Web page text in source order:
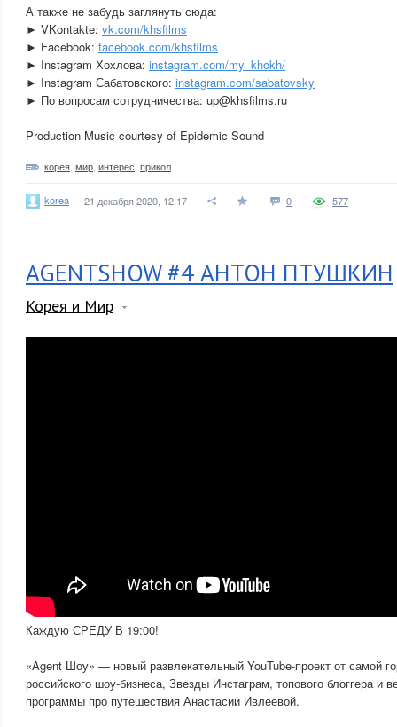
А также не забудь заглянуть сюда:
► VKontakte: vk.com/khsfilms
► Facebook: facebook.com/khsfilms
► Instagram Хохлова: instagram.com/my_khokh/
► Instagram Сабатовского: instagram.com/sabatovsky
► По вопросам сотрудничества: up@khsfilms.ru
Production Music courtesy of Epidemic Sound
корея мир интерес прикол
korea 21 декабря 2020, 12:17 0 577
AGENTSHOW #4 АНТОН ПТУШКИН
Корея и Мир
Каждую СРЕДУ В 19:00!
«Agent Шоу» — новый развлекательный YouTube-проект от самой
российского шоу-бизнеса, Звезды Инстаграм, топового блоггера и
программы про путешествия Анастасии Ивлеевой.